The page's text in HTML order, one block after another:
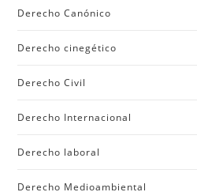
Derecho Canónico
Derecho cinegético
Derecho Civil
Derecho Internacional
Derecho laboral
Derecho Medioambiental